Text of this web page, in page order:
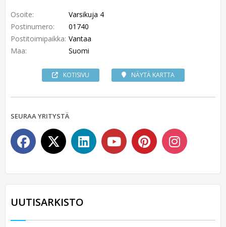
Osoite:
Varsikuja 4
Postinumero:
01740
Postitoimipaikka: Vantaa
Maa:
Suomi
KOTISIVU NÄYTÄ KARTTA
SEURAA YRITYSTÄ
UUTISARKISTO